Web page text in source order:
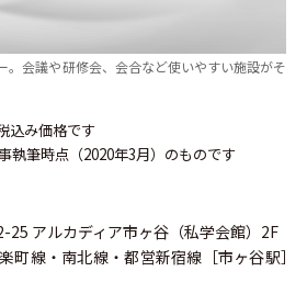
。会議や研修会、会合など使いやすい施設がそ
込み価格です
執筆時点（2020年3月）のものです
25 アルカディア市ヶ谷（私学会館）2F
線・南北線・都営新宿線［市ヶ谷駅］